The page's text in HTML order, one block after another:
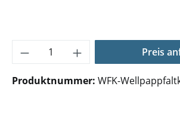
Produkt Anzahl: Gib den
Preis
Produktnummer: WFK-